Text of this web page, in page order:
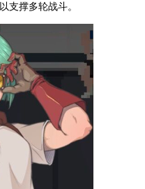
支撑多轮战斗。